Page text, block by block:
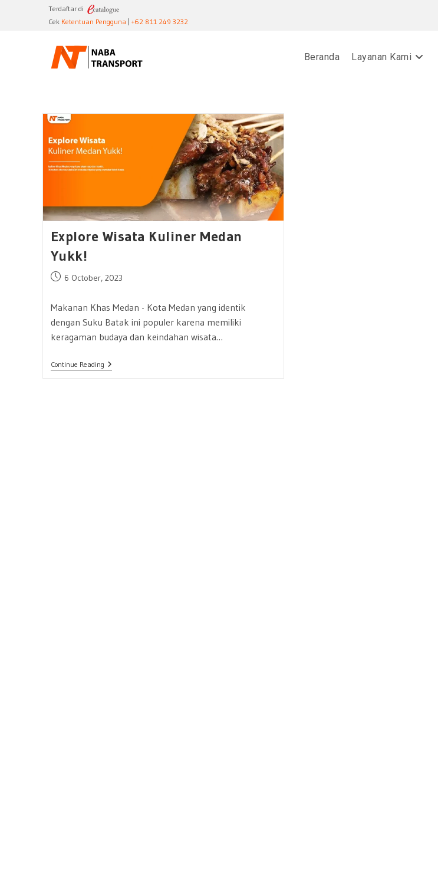
Terdaftar di
Cek Ketentuan Pengguna +62 811 249 3232
Beranda Layanan Kami
Explore Wisata Kuliner Medan
Yukk!
Post6 October, 2023
Makanan Khas Medan - Kota Medan yang identik
dengan Suku Batak ini populer karena memiliki
keragaman budaya dan keindahan wisata…
Continue ReadingExplore
Wisata